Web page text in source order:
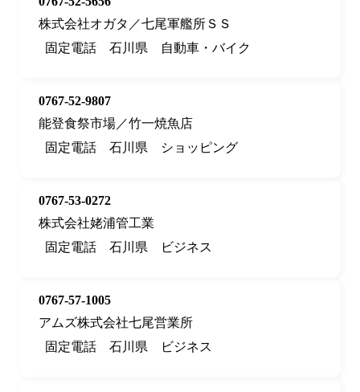
株式会社オガタ／七尾軍艦所ＳＳ
固定電話
石川県 自動車・バイク
0767-52-9807
能登食祭市場／竹一焼魚店
固定電話
石川県 ショッピング
0767-53-0272
株式会社姥浦管工業
固定電話
石川県 ビジネス
0767-57-1005
アムズ株式会社七尾営業所
固定電話
石川県 ビジネス